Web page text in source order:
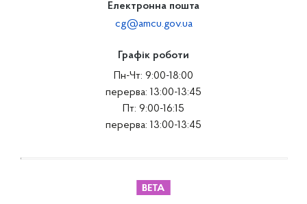
Електронна пошта
cg@amcu.gov.ua
Графік роботи
Пн-Чт: 9:00-18:00
перерва: 13:00-13:45
Пт: 9:00-16:15
перерва: 13:00-13:45